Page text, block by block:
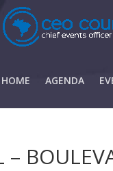
HOME AGENDA